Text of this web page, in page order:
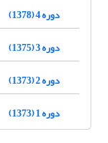
دوره 4 (1378)
دوره 3 (1375)
دوره 2 (1373)
دوره 1 (1373)